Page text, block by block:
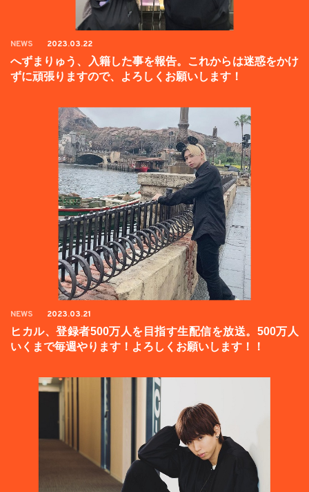
NEWS 2023.03.22
へずまりゅう、入籍した事を報告。これからは迷惑をかけ
ずに頑張りますので、よろしくお願いします！
NEWS 2023.03.21
ヒカル、登録者500万人を目指す生配信を放送。500万人
いくまで毎週やります！よろしくお願いします！！